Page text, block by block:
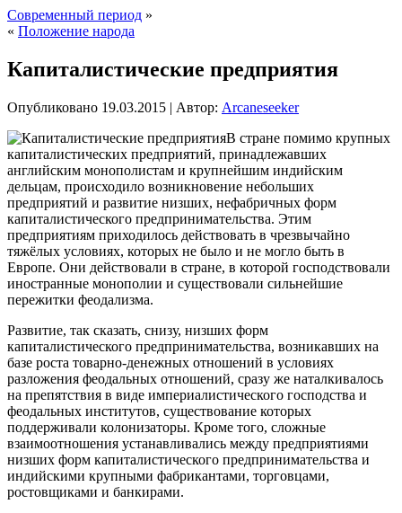
Современный период »
« Положение народа
Капиталистические предприятия
Опубликовано 19.03.2015 | Автор: Arcaneseeker
В стране помимо крупных
капиталистических предприятий, принадлежавших
английским монополистам и крупнейшим индийским
дельцам, происходило возникновение небольших
предприятий и развитие низших, нефабричных форм
капиталистического предпринимательства. Этим
предприятиям приходилось действовать в чрезвычайно
тяжёлых условиях, которых не было и не могло быть в
Европе. Они действовали в стране, в которой господствовали
иностранные монополии и существовали сильнейшие
пережитки феодализма.
Развитие, так сказать, снизу, низших форм
капиталистического предпринимательства, возникавших на
базе роста товарно-денежных отношений в условиях
разложения феодальных отношений, сразу же наталкивалось
на препятствия в виде империалистического господства и
феодальных институтов, существование которых
поддерживали колонизаторы. Кроме того, сложные
взаимоотношения устанавливались между предприятиями
низших форм капиталистического предпринимательства и
индийскими крупными фабрикантами, торговцами,
ростовщиками и банкирами.